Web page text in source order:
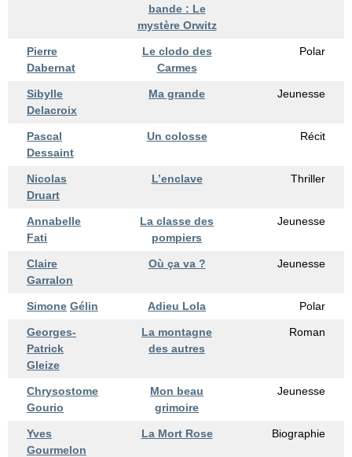
bande : Le
mystère Orwitz
Pierre
Dabernat
Le clodo des
Carmes
Polar
Sibylle
Delacroix
Ma grande Jeunesse
Pascal
Dessaint
Un colosse Récit
Nicolas
Druart
L’enclave Thriller
Annabelle
Fati
La classe des
pompiers
Jeunesse
Claire
Garralon
Où ça va ? Jeunesse
Simone Gélin Adieu Lola Polar
Georges-
Patrick
Gleize
La montagne
des autres
Roman
Chrysostome
Gourio
Mon beau
grimoire
Jeunesse
Yves
Gourmelon
La Mort Rose Biographie